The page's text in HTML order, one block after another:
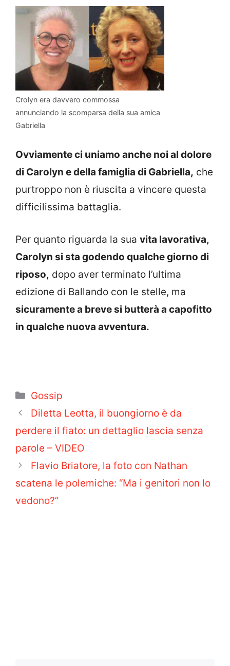
Crolyn era davvero commossa
annunciando la scomparsa della sua amica
Gabriella
Ovviamente ci uniamo anche noi al dolore
di Carolyn e della famiglia di Gabriella, che
purtroppo non è riuscita a vincere questa
difficilissima battaglia.
Per quanto riguarda la sua vita lavorativa,
Carolyn si sta godendo qualche giorno di
riposo, dopo aver terminato l’ultima
edizione di Ballando con le stelle, ma
sicuramente a breve si butterà a capofitto
in qualche nuova avventura.
Categorie
Gossip
Diletta Leotta, il buongiorno è da
perdere il fiato: un dettaglio lascia senza
parole – VIDEO
Flavio Briatore, la foto con Nathan
scatena le polemiche: “Ma i genitori non lo
vedono?”